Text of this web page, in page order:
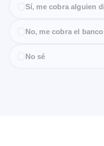
Sí, me cobra alguien
No, me cobra el
No sé